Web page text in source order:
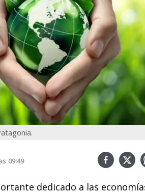
09:49
dedicado a las